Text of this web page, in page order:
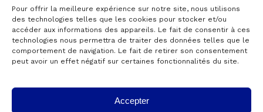
Pour offrir la meilleure expérience sur notre site, nous utilisons
des technologies telles que les cookies pour stocker et/ou
accéder aux informations des appareils. Le fait de consentir à ces
technologies nous permettra de traiter des données telles que le
comportement de navigation. Le fait de retirer son consentement
peut avoir un effet négatif sur certaines fonctionnalités du site.
Accepter
© 2024 Copyright AKTANTIS -